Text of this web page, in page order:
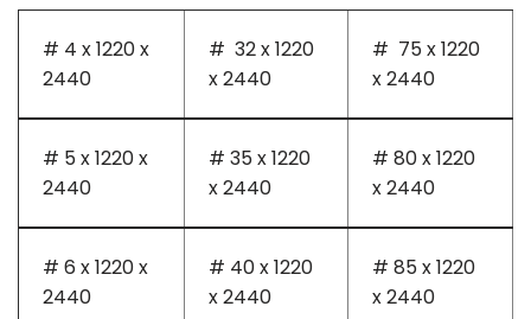
# 4 x 1220 x
2440
# 32 x 1220
x 2440
# 75 x 1220
x 2440
# 5 x 1220 x
2440
# 35 x 1220
x 2440
# 80 x 1220
x 2440
# 6 x 1220 x
2440
# 40 x 1220
x 2440
# 85 x 1220
x 2440